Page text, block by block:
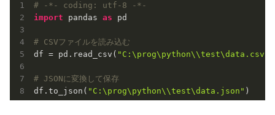
# -*- coding: utf-8 -*-
import pandas as pd
# CSVファイルを読み込む
df = pd.read_csv( "C:\prog\python\\test\data.csv"
# JSONに変換して保存
df.to_json( "C:\prog\python\\test\data.json"